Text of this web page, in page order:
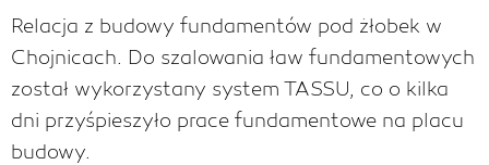
Relacja z budowy fundamentów pod żłobek w
Chojnicach. Do szalowania ław fundamentowych
został wykorzystany system TASSU, co o kilka
dni przyśpieszyło prace fundamentowe na placu
budowy.